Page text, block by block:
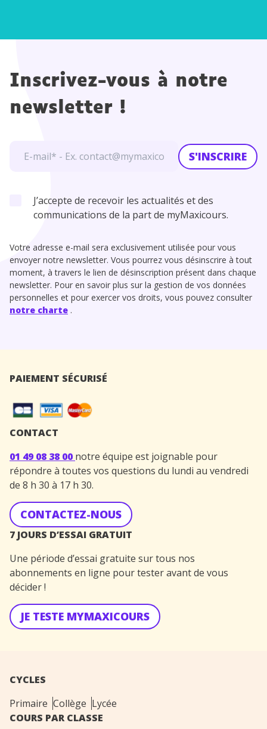
Inscrivez-vous à notre
newsletter !
S'INSCRIRE
J’accepte de recevoir les actualités et des
communications de la part de myMaxicours.
Votre adresse e-mail sera exclusivement utilisée pour vous
envoyer notre newsletter. Vous pourrez vous désinscrire à tout
moment, à travers le lien de désinscription présent dans chaque
newsletter. Pour en savoir plus sur la gestion de vos données
personnelles et pour exercer vos droits, vous pouvez consulter
notre charte .
PAIEMENT SÉCURISÉ
CONTACT
01 49 08 38 00 notre équipe est joignable pour
répondre à toutes vos questions du lundi au vendredi
de 8 h 30 à 17 h 30.
CONTACTEZ-NOUS
7 JOURS D’ESSAI GRATUIT
Une période d’essai gratuite sur tous nos
abonnements en ligne pour tester avant de vous
décider !
JE TESTE MYMAXICOURS
CYCLES
Primaire Collège Lycée
COURS PAR CLASSE